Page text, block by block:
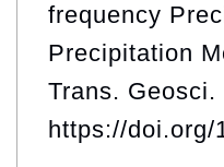
frequency
Precipitation
Trans.
https://doi.org/